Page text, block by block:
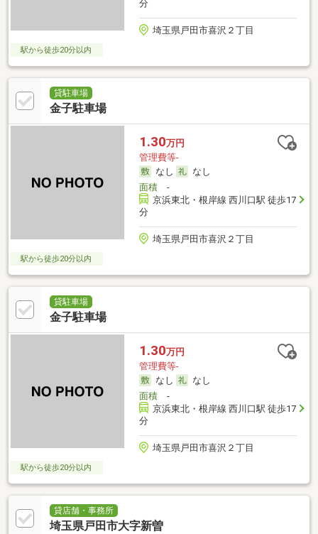
分
埼玉県戸田市喜沢２丁目
駅から徒歩20分以内
貸駐車場
金子駐車場
1.30万円
管理費等-
なし
なし
面積-
京浜東北・根岸線 西川口駅 徒歩17
分
埼玉県戸田市喜沢２丁目
駅から徒歩20分以内
貸駐車場
金子駐車場
1.30万円
管理費等-
なし
なし
面積-
京浜東北・根岸線 西川口駅 徒歩17
分
埼玉県戸田市喜沢２丁目
駅から徒歩20分以内
貸店舗・事務所
埼玉県戸田市大字新曽